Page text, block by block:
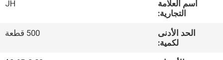
اسم العلامة
التجارية:
JH
الحد الأدنى
لكمية:
500 قطعة